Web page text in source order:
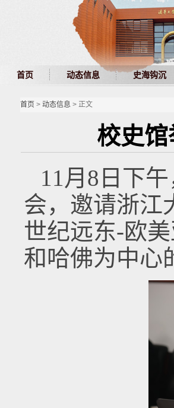
首页 动态信息 史海钩沉
首页 > 动态信息> 正文
校史
11月8日下
会，邀请浙江
世纪远东-欧
和哈佛为中心